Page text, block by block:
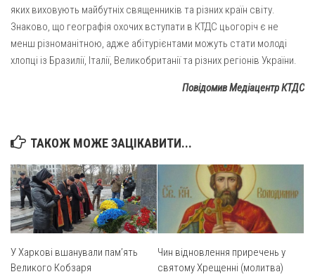
Пророка Іллі (смт. Білики)
Різдва Пресвятої Богородиці (с. Вільховатка)
Св. Апостола Андрія Первозванного (с. Засулля)
Парохії Сумської області
Введення в храм Богородиці (м. Суми)
Матері Божої Неустанної Помочі (м. Охтирка)
Монастирі
Свято-Покровський монастир оо Василіян
Свято-Івано-Павлівський монастир сестер Згромадження
яких виховують майбутніх священників та різних країн світу.
Знаково, що географія охочих вступати в КТДС цьогоріч є не
менш різноманітною, адже абітурієнтами можуть стати молоді
хлопці із Бразилії, Італії, Великобританії та різних регіонів України.
Повідомив Медіацентр КТДС
ТАКОЖ МОЖЕ ЗАЦІКАВИТИ...
У Харкові вшанували пам’ять
Великого Кобзаря
Чин відновлення приречень у
святому Хрещенні (молитва)